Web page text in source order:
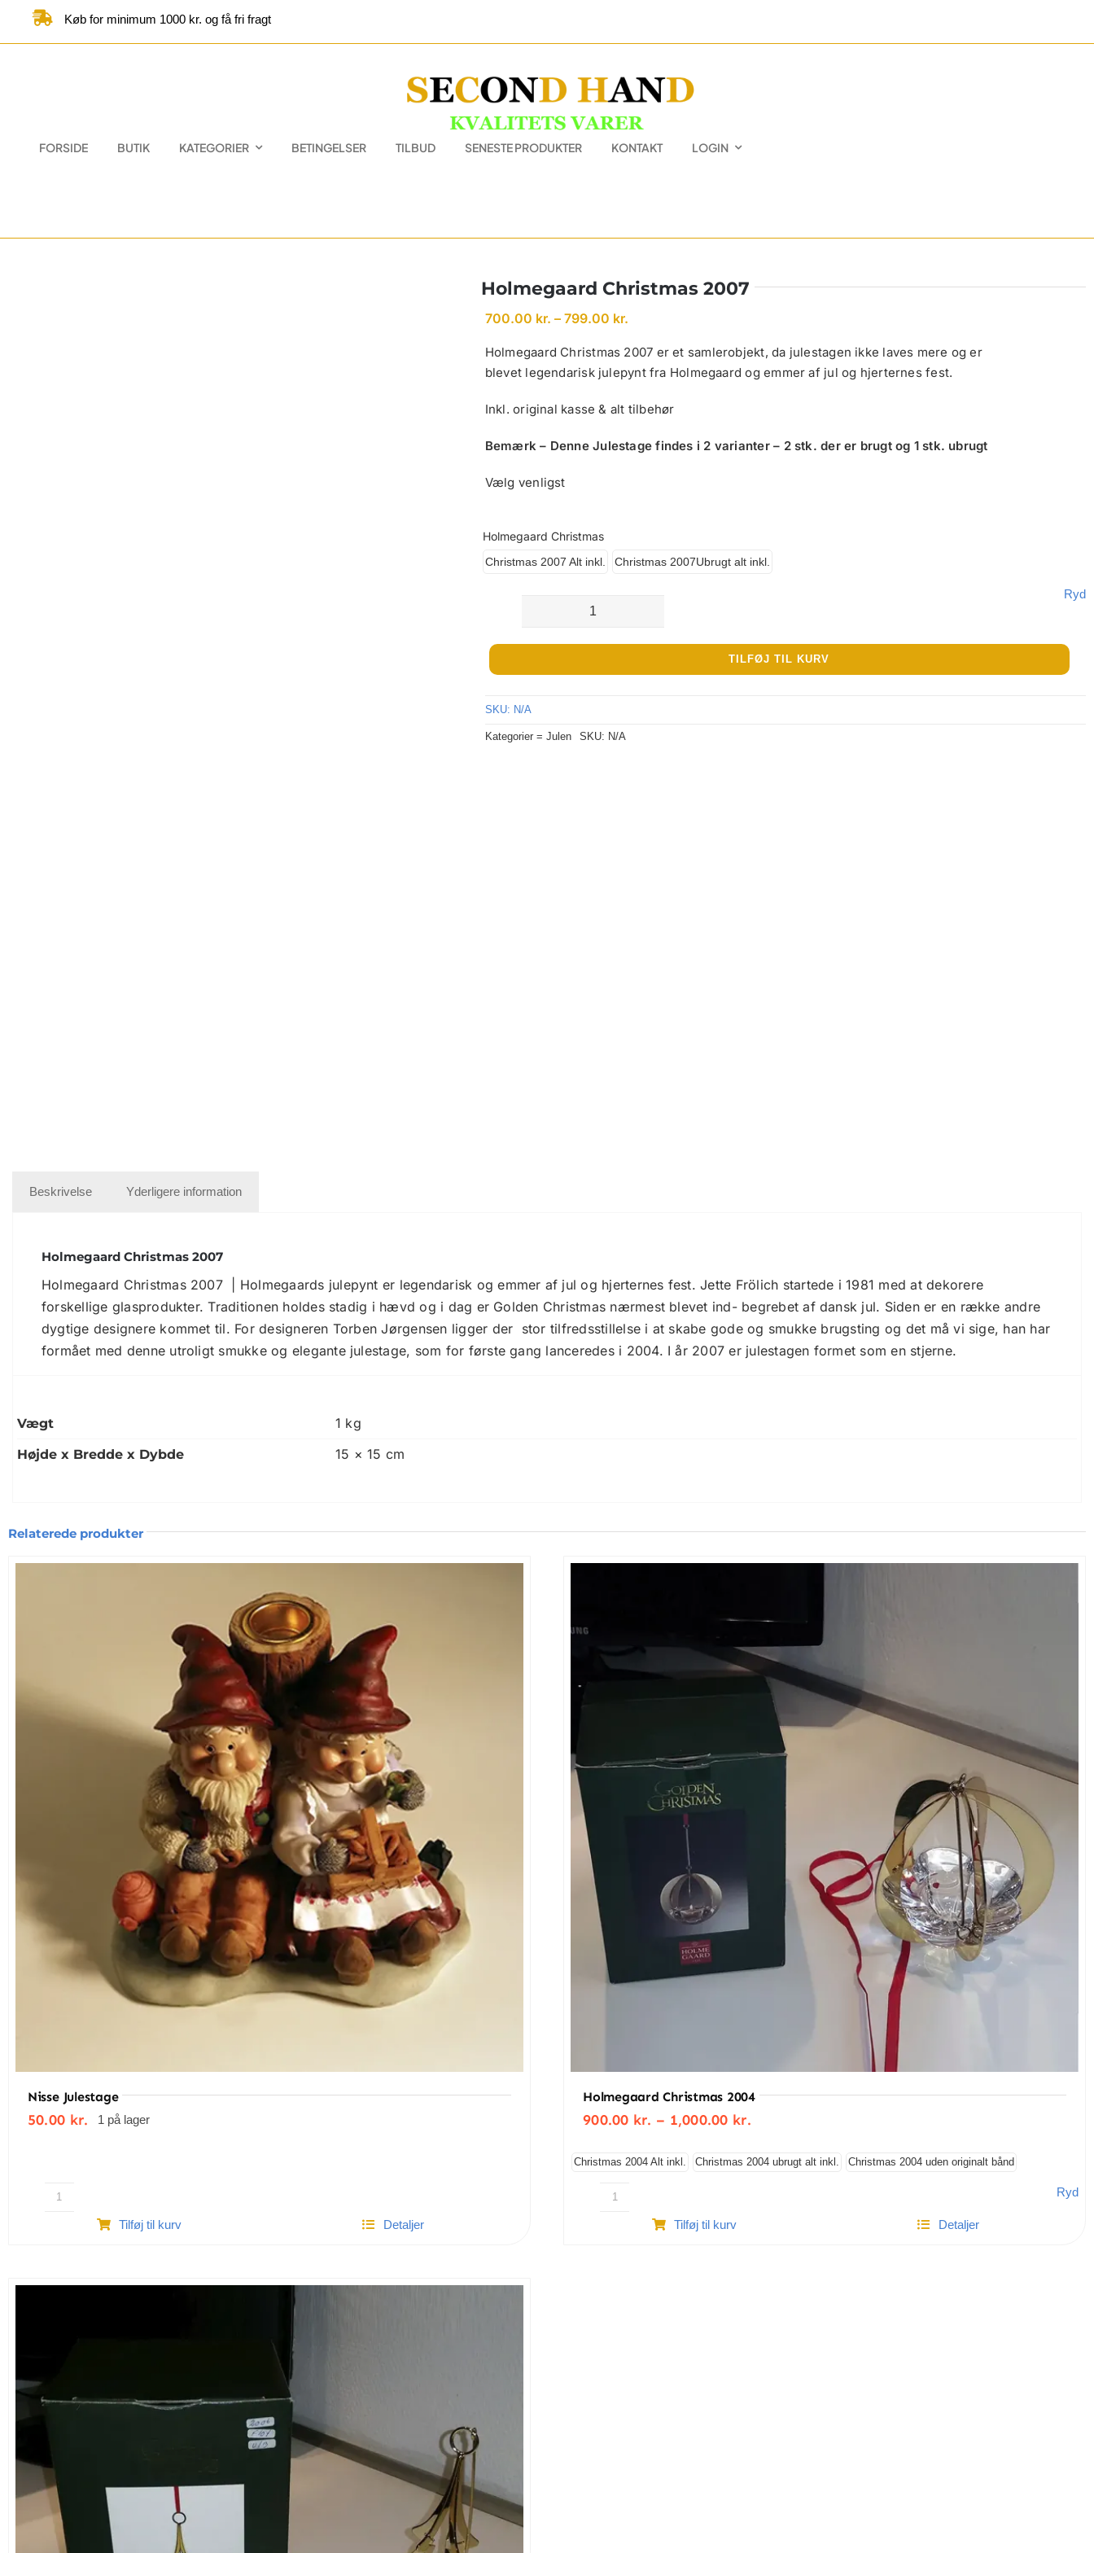
Køb for minimum 1000 kr. og få fri fragt
FORSIDE BUTIK KATEGORIER BETINGELSER TILBUD SENESTE PRODUKTER KONTAKT LOGIN
Holmegaard Christmas 2007
700.00 kr. – 799.00 kr.Prisinterval:
til
799.00 kr.
Holmegaard Christmas 2007 er et samlerobjekt, da julestagen ikke laves mere og er
blevet legendarisk julepynt fra Holmegaard og emmer af jul og hjerternes fest.
Inkl. original kasse & alt tilbehør
Bemærk – Denne Julestage findes i 2 varianter – 2 stk. der er brugt og 1 stk. ubrugt
Vælg venligst
Holmegaard Christmas
Christmas 2007 Alt inkl. Christmas 2007Ubrugt alt inkl.
Ryd
Christmas
TILFØJ TIL KURV
SKU: N/A
Kategorier = Julen SKU: N/A
Beskrivelse Yderligere information
Holmegaard Christmas 2007
Holmegaard Christmas 2007 | Holmegaards julepynt er legendarisk og emmer af jul og hjerternes fest. Jette Frölich startede i 1981 med at dekorere
forskellige glasprodukter. Traditionen holdes stadig i hævd og i dag er Golden Christmas nærmest blevet ind- begrebet af dansk jul. Siden er en række andre
dygtige designere kommet til. For designeren Torben Jørgensen ligger der stor tilfredsstillelse i at skabe gode og smukke brugsting og det må vi sige, han har
formået med denne utroligt smukke og elegante julestage, som for første gang lanceredes i 2004. I år 2007 er julestagen formet som en stjerne.
Vægt 1 kg
Højde x Bredde x Dybde 15 × 15 cm
Relaterede produkter
Nisse Julestage
50.00 kr. 1 på lager
Julestage
Tilføj til kurv Detaljer
Holmegaard Christmas 2004
900.00 kr. – 1,000.00 kr.Prisinterval:
1,000.00 kr.
Christmas 2004 Alt inkl. Christmas 2004 ubrugt alt inkl. Christmas 2004 uden originalt bånd
Ryd
Christmas
Tilføj til kurv Detaljer